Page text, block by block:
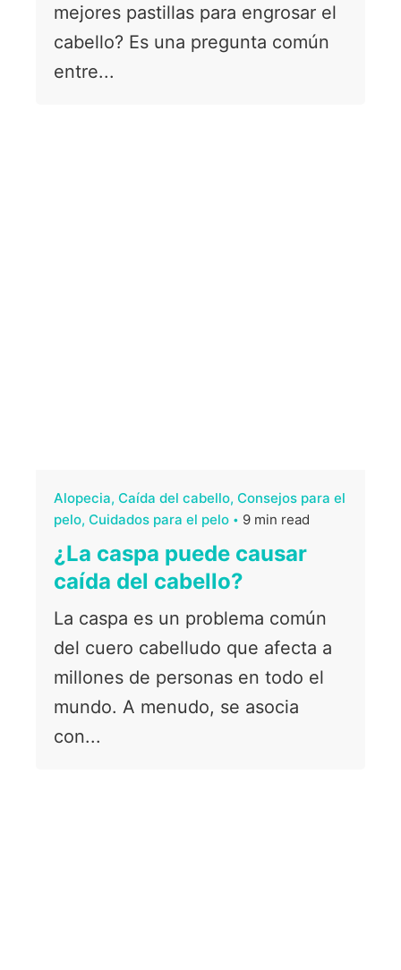
mejores pastillas para engrosar el
cabello? Es una pregunta común
entre...
Alopecia Caída del cabello Consejos para el
pelo Cuidados para el pelo 9 min read
¿La caspa puede causar
caída del cabello?
La caspa es un problema común
del cuero cabelludo que afecta a
millones de personas en todo el
mundo. A menudo, se asocia
con...